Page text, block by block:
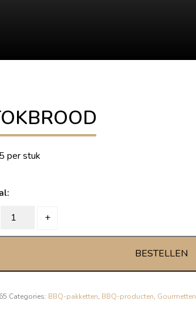
per stuk
STOKBROOD
+
BESTELLEN
Categories: BBQ-pakketten, BBQ-producten, Gourmetten